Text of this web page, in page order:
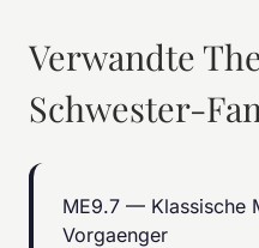
Verwandte
Schwester-
ME9.7 — Klassische
Vorgaenger